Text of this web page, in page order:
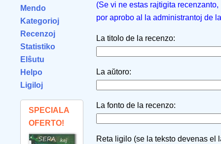
Mendo
Kategorioj
Recenzoj
Statistiko
Elŝutu
Helpo
Ligiloj
SPECIALA
OFERTO!
(Se vi ne estas rajtigita
por aprobo al la administrantoj de
La titolo de la recenzo:
La aŭtoro:
La fonto de la recenzo:
Reta ligilo (se la teksto devenas el